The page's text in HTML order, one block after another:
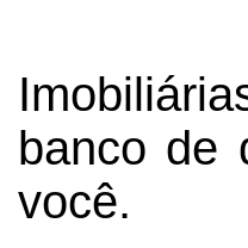
banco de
você.